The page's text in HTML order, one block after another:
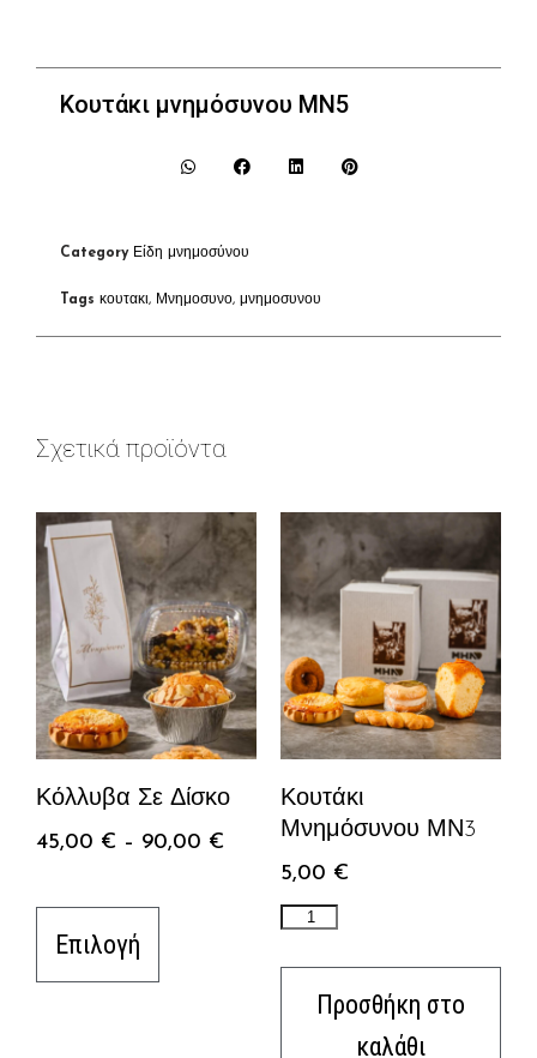
Κουτάκι μνημόσυνου ΜΝ5
Category Είδη μνημοσύνου
Tags κουτακι, Μνημοσυνο, μνημοσυνου
Σχετικά προϊόντα
Κόλλυβα Σε Δίσκο
45,00 € – 90,00 €
Επιλογή
Κουτάκι
Μνημόσυνου ΜΝ3
5,00 €
Προσθήκη στο
καλάθι